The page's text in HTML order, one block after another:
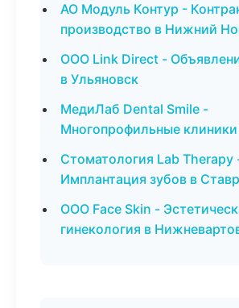
АО Модуль Контур -
производство в Нижний
ООО Link Direct -
в Ульяновск
МедиЛаб Dental Smile -
Многопрофильные клиники
Стоматология Lab Therapy
Имплантация зубов в
ООО Face Skin -
гинекология в